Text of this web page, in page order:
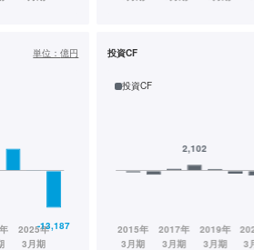
単位：億円 投資CF
投資CF